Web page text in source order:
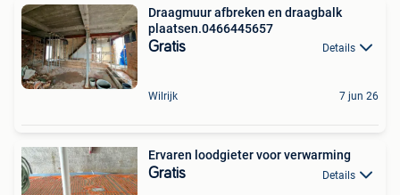
Draagmuur afbreken en draagbalk
plaatsen.0466445657
Gratis Details
Wilrijk 7 jun 26
Ervaren loodgieter voor verwarming
Gratis Details